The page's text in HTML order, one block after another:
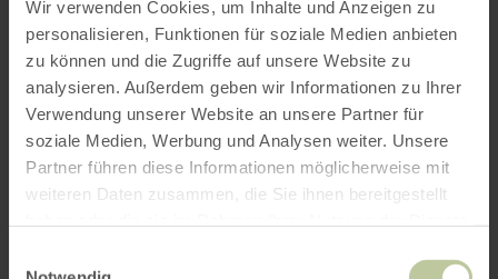
Wir verwenden Cookies, um Inhalte und Anzeigen zu
personalisieren, Funktionen für soziale Medien anbieten
zu können und die Zugriffe auf unsere Website zu
analysieren. Außerdem geben wir Informationen zu Ihrer
Verwendung unserer Website an unsere Partner für
soziale Medien, Werbung und Analysen weiter. Unsere
Partner führen diese Informationen möglicherweise mit
weiteren Daten zusammen, die Sie ihnen bereitgestellt
Auf den Spuren der
Tuchmacher
Monschau
Deze rondleiding vertelt het verhaal van de
opkomst en ondergang van de grote
lakenweektraditie in Monschau.
meer
informatie
over:
Auf
den
Spuren
der
Tuchmacher